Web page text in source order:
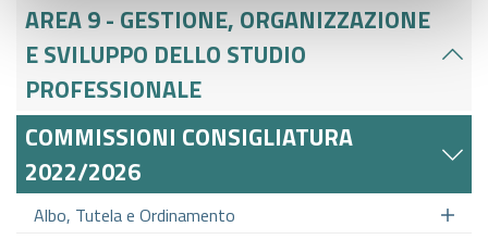
AREA 9 - GESTIONE, ORGANIZZAZIONE
E SVILUPPO DELLO STUDIO
PROFESSIONALE
COMMISSIONI CONSIGLIATURA
2022/2026
Albo, Tutela e Ordinamento